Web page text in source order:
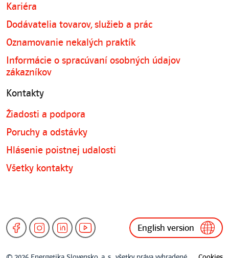
Kariéra
Dodávatelia tovarov, služieb a prác
Oznamovanie nekalých praktík
Informácie o spracúvaní osobných údajov
zákazníkov
Kontakty
Žiadosti a podpora
Poruchy a odstávky
Hlásenie poistnej udalosti
Všetky kontakty
English version